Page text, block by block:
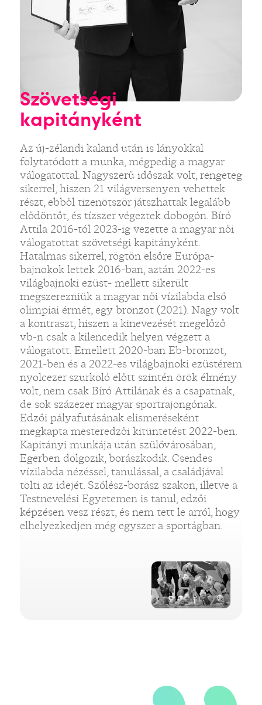
Szövetségi
kapitányként
Az új-zélandi kaland után is lányokkal
folytatódott a munka, mégpedig a magyar
válogatottal. Nagyszerű időszak volt, rengeteg
sikerrel, hiszen 21 világversenyen vehettek
részt, ebből tizenötször játszhattak legalább
elődöntőt, és tízszer végeztek dobogón. Bíró
Attila 2016-tól 2023-ig vezette a magyar női
válogatottat szövetségi kapitányként.
Hatalmas sikerrel, rögtön elsőre Európa-
bajnokok lettek 2016-ban, aztán 2022-es
világbajnoki ezüst- mellett sikerült
megszerezniük a magyar női vízilabda első
olimpiai érmét, egy bronzot (2021). Nagy volt
a kontraszt, hiszen a kinevezését megelőző
vb-n csak a kilencedik helyen végzett a
válogatott. Emellett 2020-ban Eb-bronzot,
2021-ben és a 2022-es világbajnoki ezüstérem
nyolcezer szurkoló előtt szintén örök élmény
volt, nem csak Bíró Attilának és a csapatnak,
de sok százezer magyar sportrajongónak.
Edzői pályafutásának elismeréseként
megkapta mesteredzői kitüntetést 2022-ben.
Kapitányi munkája után szülővárosában,
Egerben dolgozik, borászkodik. Csendes
vízilabda nézéssel, tanulással, a családjával
tölti az idejét. Szőlész-borász szakon, illetve a
Testnevelési Egyetemen is tanul, edzői
képzésen vesz részt, és nem tett le arról, hogy
elhelyezkedjen még egyszer a sportágban.
„